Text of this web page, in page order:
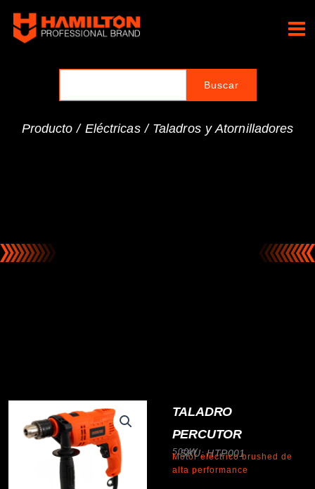
contenido
Producto / Eléctricas/ Taladros y Atornilladores
TALADRO
PERCUTOR
SKU: HTP001
500W
Motor eléctrico brushed de
alta performance